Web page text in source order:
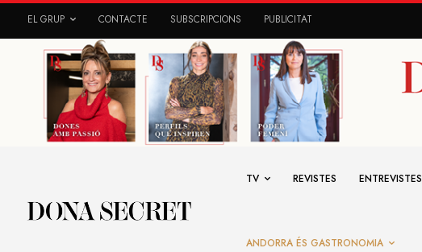
EL GRUP CONTACTE SUBSCRIPCIONS PUBLICITAT
TV REVISTES ENTREVISTES
ANDORRA ÉS GASTRONOMIA